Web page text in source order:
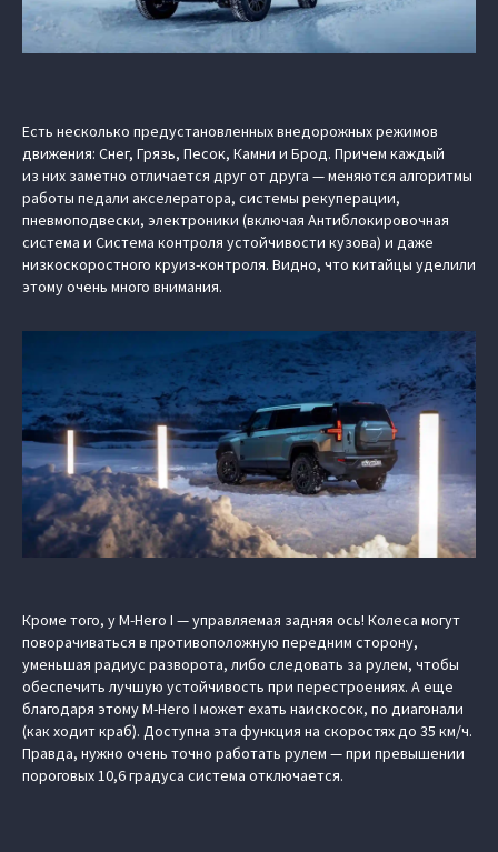
Есть несколько предустановленных внедорожных режимов
движения: Снег, Грязь, Песок, Камни и Брод. Причем каждый
из них заметно отличается друг от друга — меняются алгоритмы
работы педали акселератора, системы рекуперации,
пневмоподвески, электроники (включая Антиблокировочная
система и Система контроля устойчивости кузова) и даже
низкоскоростного круиз-контроля. Видно, что китайцы уделили
этому очень много внимания.
Кроме того, у M-Hero I — управляемая задняя ось! Колеса могут
поворачиваться в противоположную передним сторону,
уменьшая радиус разворота, либо следовать за рулем, чтобы
обеспечить лучшую устойчивость при перестроениях. А еще
благодаря этому M-Hero I может ехать наискосок, по диагонали
(как ходит краб). Доступна эта функция на скоростях до 35 км/ч.
Правда, нужно очень точно работать рулем — при превышении
пороговых 10,6 градуса система отключается.